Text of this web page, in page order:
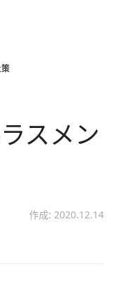
スメン
作成: 2020.12.14